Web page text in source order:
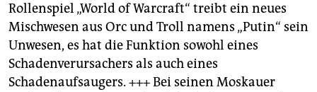
Rollenspiel „World of Warcraft“ treibt ein neues
Mischwesen aus Orc und Troll namens „Putin“ sein
Unwesen, es hat die Funktion sowohl eines
Schadenverursachers als auch eines
Schadenaufsaugers. +++ Bei seinen Moskauer